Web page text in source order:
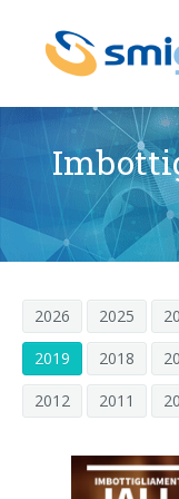
Profilo
Chi siamo
Dati chiave
Mission
Storia
Governance
Corporate
Codice Etico
Qualità, Ambiente e
General Data
Sostenibilità
Bottiglie senza
rPET
Tappi ancorati
Prodotti
LINEE DI
Linee complete
SOFFIATRICI PER
After sales
Portale Smyzone
Media center
2026 2025
2019
2018
2012
2011